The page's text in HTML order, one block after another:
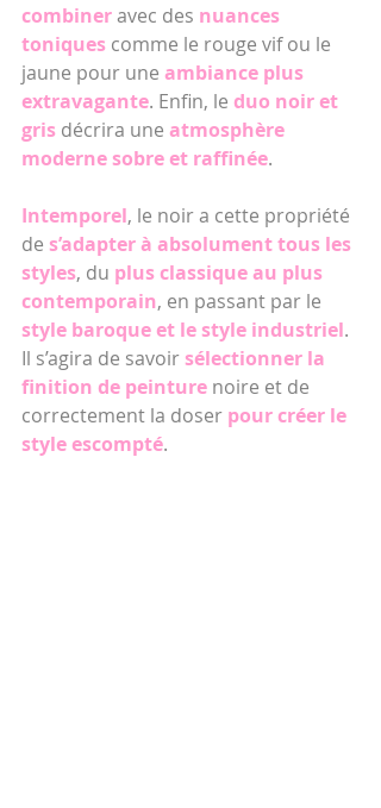
combiner avec des nuances
toniques comme le rouge vif ou le
jaune pour une ambiance plus
extravagante. Enfin, le duo noir et
gris décrira une atmosphère
moderne sobre et raffinée.
Intemporel, le noir a cette propriété
de s’adapter à absolument tous les
styles, du plus classique au plus
contemporain, en passant par le
style baroque et le style industriel.
Il s’agira de savoir sélectionner la
finition de peinture noire et de
correctement la doser pour créer le
style escompté.